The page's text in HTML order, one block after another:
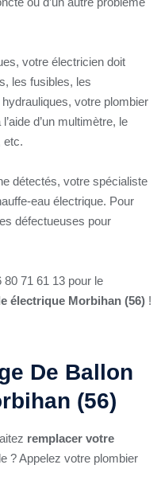
votre électricien doit
les fusibles, les
votre plombier
d’un multimètre, le
etc.
détectés, votre spécialiste
eau électrique. Pour
défectueuses pour
71 61 13 pour le
électrique Morbihan (56) !
De Ballon
(56)
remplacer votre
? Appelez votre plombier